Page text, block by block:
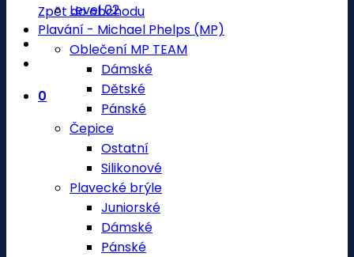
Zpět do obchodu
0
Level 02
Plavání - Michael Phelps (MP)
Oblečení MP TEAM
Dámské
Dětské
Pánské
Čepice
Ostatní
Silikonové
Plavecké brýle
Juniorské
Dámské
Pánské